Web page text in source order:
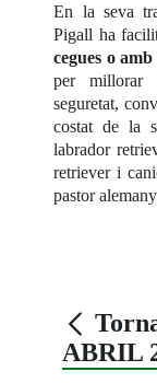
En la seva
Pigall ha
cegues o
per millorar
seguretat,
costat de la
labrador
retriever i
pastor
ABRIL